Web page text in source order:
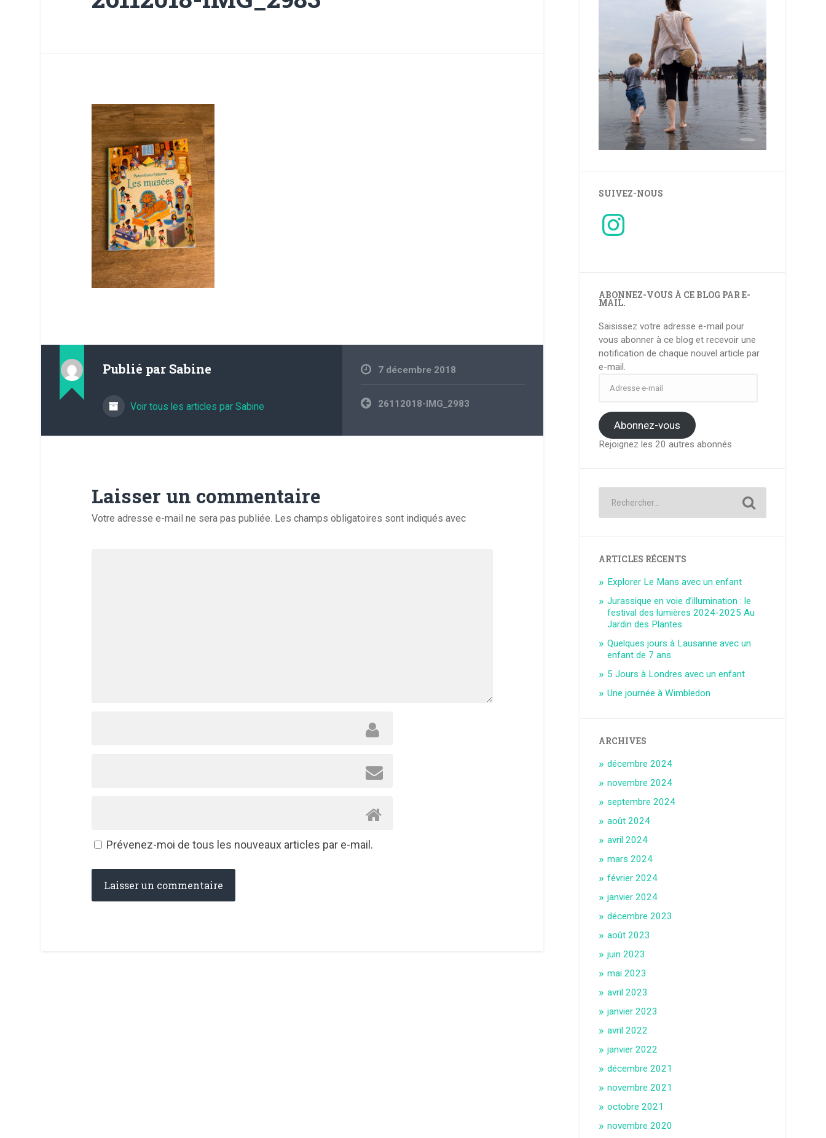
Publié par Sabine
Voir tous les articles par Sabine
7 décembre 2018
Navigation
de
26112018-IMG_2983
Laisser un commentaire
Votre adresse e-mail ne sera pas publiée. Les champs obligatoires sont indiqués avec
Prévenez-moi de tous les nouveaux articles par e-mail.
SUIVEZ-NOUS
Instagram
ABONNEZ-VOUS À CE BLOG PAR E-
MAIL.
Saisissez votre adresse e-mail pour
vous abonner à ce blog et recevoir une
notification de chaque nouvel article par
e-mail.
Abonnez-vous
Rejoignez les 20 autres abonnés
ARTICLES RÉCENTS
Explorer Le Mans avec un enfant
Jurassique en voie d’illumination : le
festival des lumières 2024-2025 Au
Jardin des Plantes
Quelques jours à Lausanne avec un
enfant de 7 ans
5 Jours à Londres avec un enfant
Une journée à Wimbledon
ARCHIVES
décembre 2024
novembre 2024
septembre 2024
août 2024
avril 2024
mars 2024
février 2024
janvier 2024
décembre 2023
août 2023
juin 2023
mai 2023
avril 2023
janvier 2023
avril 2022
janvier 2022
décembre 2021
novembre 2021
octobre 2021
novembre 2020